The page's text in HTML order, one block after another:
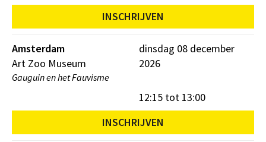
INSCHRIJVEN
Amsterdam
Art Zoo Museum
Gauguin en het Fauvisme
dinsdag 08 december
2026
12:15 tot 13:00
INSCHRIJVEN